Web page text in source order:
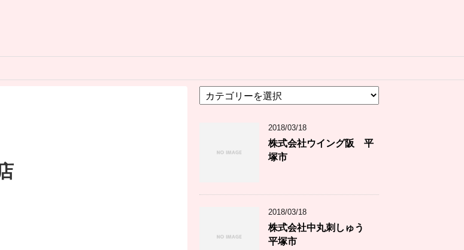
テ
2018/03/18
株式会社ウイング阪 平
塚市
2018/03/18
株式会社中丸刺しゅう
平塚市